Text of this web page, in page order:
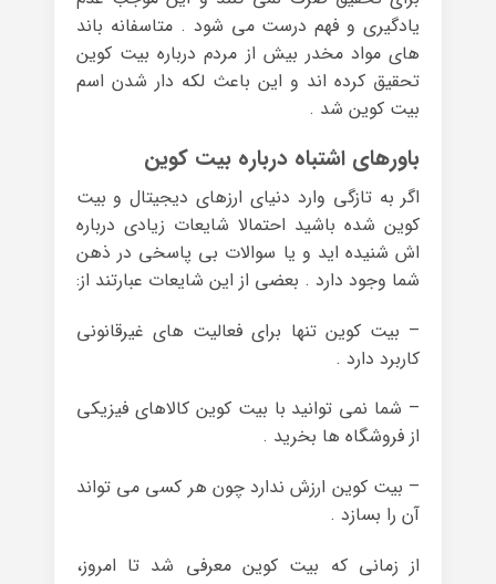
یادگیری و فهم درست می شود . متاسفانه باند
های مواد مخدر بیش از مردم درباره بیت کوین
تحقیق کرده اند و این باعث لکه دار شدن اسم
بیت کوین شد .
باورهای اشتباه درباره بیت کوین
اگر به تازگی وارد دنیای ارزهای دیجیتال و بیت
کوین شده باشید احتمالا شایعات زیادی درباره
اش شنیده اید و یا سوالات بی پاسخی در ذهن
شما وجود دارد . بعضی از این شایعات عبارتند از:
– بیت کوین تنها برای فعالیت های غیرقانونی
کاربرد دارد .
– شما نمی توانید با بیت کوین کالاهای فیزیکی
از فروشگاه ها بخرید .
– بیت کوین ارزش ندارد چون هر کسی می تواند
آن را بسازد .
از زمانی که بیت کوین معرفی شد تا امروز،